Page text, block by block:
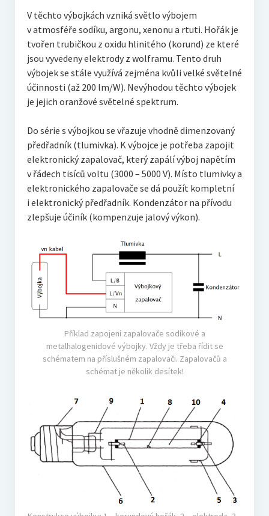
V těchto výbojkách vzniká světlo výbojem
v atmosféře sodíku, argonu, xenonu a rtuti. Hořák je
tvořen trubičkou z oxidu hlinitého (korund) ze které
jsou vyvedeny elektrody z wolframu. Tento druh
výbojek se stále využívá zejména kvůli velké světelné
účinnosti (až 200 lm/W). Nevýhodou těchto výbojek
je jejich oranžové světelné spektrum.
Do série s výbojkou se vřazuje vhodně dimenzovaný
předřadník (tlumivka). K výbojce je potřeba zapojit
elektronický zapalovač, který zapálí výboj napětím
v řádech tisíců voltu (3000 – 5000 V). Místo tlumivky a
elektronického zapalovače se dá použít kompletní
i elektronický předřadník. Kondenzátor na přívodu
zlepšuje účiník (kompenzuje jalový výkon).
Příklad zapojení zapalovače sodíkové a
metalhalogenidové výbojky. Vždy je třeba řídit se
schématem na příslušném zapalovači. Zapalovačů a
schémat je několik desítek!